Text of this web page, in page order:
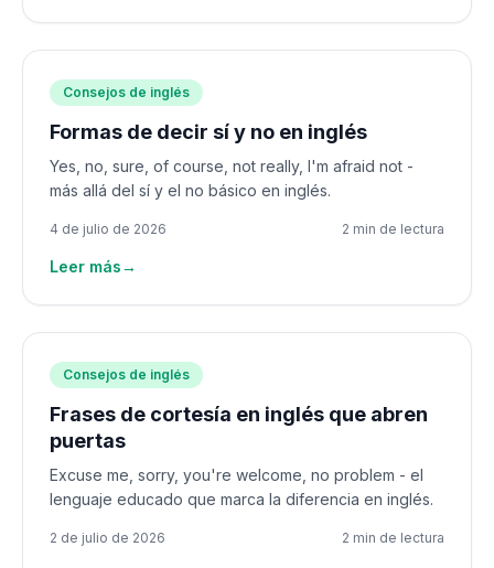
Consejos de inglés
Formas de decir sí y no en inglés
Yes, no, sure, of course, not really, I'm afraid not -
más allá del sí y el no básico en inglés.
4 de julio de 2026 2 min de lectura
Leer más→
Consejos de inglés
Frases de cortesía en inglés que abren
puertas
Excuse me, sorry, you're welcome, no problem - el
lenguaje educado que marca la diferencia en inglés.
2 de julio de 2026 2 min de lectura